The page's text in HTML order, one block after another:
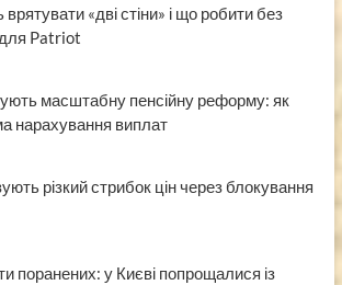
«дві стіни» і що робити без
Patriot
масштабну пенсійну реформу: як
нарахування виплат
різкий стрибок цін через блокування
поранених: у Києві попрощалися із